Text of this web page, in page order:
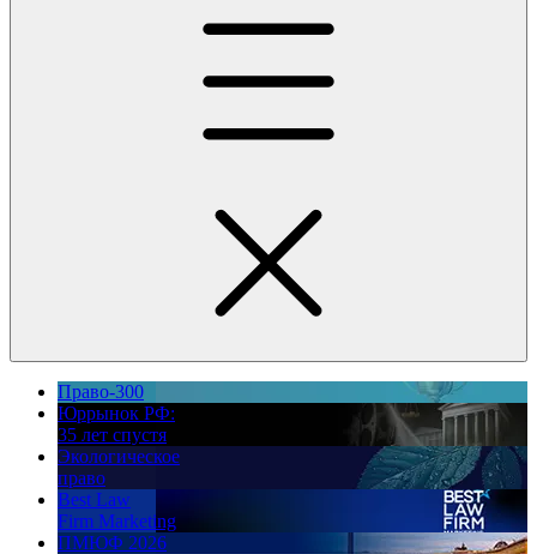
Право-300
Юррынок РФ:
35 лет спустя
Экологическое
право
Best Law
Firm Marketing
ПМЮФ 2026